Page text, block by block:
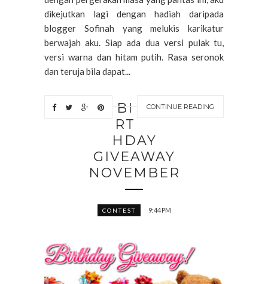
dikejutkan lagi dengan hadiah daripada
blogger Sofinah yang melukis karikatur
berwajah aku. Siap ada dua versi pulak tu,
versi warna dan hitam putih. Rasa seronok
dan teruja bila dapat...
CONTINUE READING
BI
RT
HDAY
GIVEAWAY
NOVEMBER
CONTEST 9:44 PM